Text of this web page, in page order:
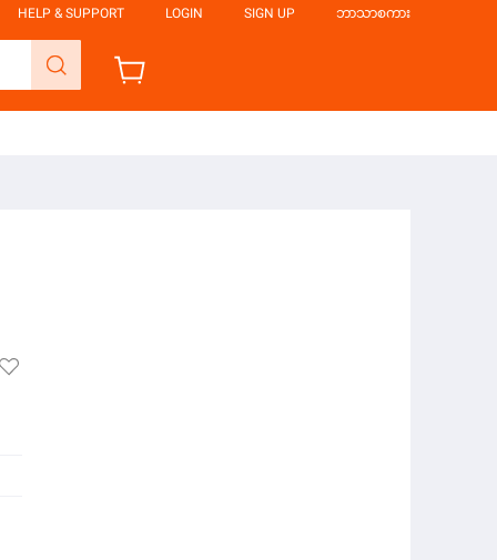
HELP & SUPPORT LOGIN SIGN UP ဘာသာစကား